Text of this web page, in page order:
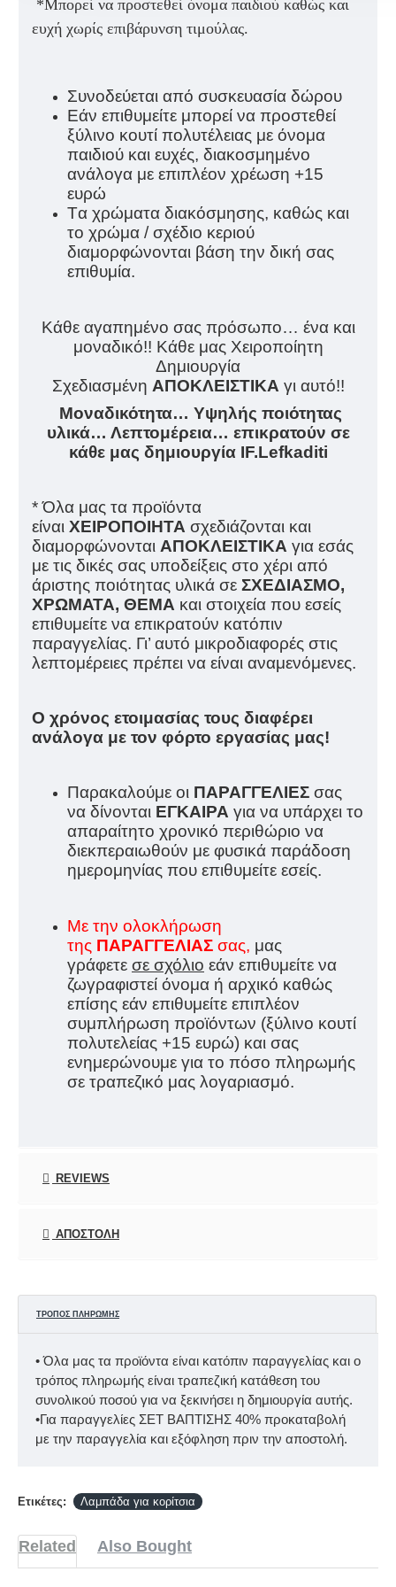
*Μπορεί να προστεθεί όνομα παιδιού καθώς και
ευχή χωρίς επιβάρυνση τιμούλας.
Συνοδεύεται από συσκευασία δώρου
Εάν επιθυμείτε μπορεί να προστεθεί
ξύλινο κουτί πολυτέλειας με όνομα
παιδιού και ευχές, διακοσμημένο
ανάλογα με επιπλέον χρέωση +15
ευρώ
Tα χρώματα διακόσμησης, καθώς και
το χρώμα / σχέδιο κεριού
διαμορφώνονται βάση την δική σας
επιθυμία.
Κάθε αγαπημένο σας πρόσωπο… ένα και
μοναδικό!! Κάθε μας Χειροποίητη
Δημιουργία
Σχεδιασμένη ΑΠΟΚΛΕΙΣΤΙΚΑ γι αυτό!!
Μοναδικότητα… Υψηλής ποιότητας
υλικά… Λεπτομέρεια… επικρατούν σε
κάθε μας δημιουργία IF.Lefkaditi
* Όλα μας τα προϊόντα
είναι ΧΕΙΡΟΠΟΙΗΤΑ σχεδιάζονται και
διαμορφώνονται ΑΠΟΚΛΕΙΣΤΙΚΑ για εσάς
με τις δικές σας υποδείξεις στο χέρι από
άριστης ποιότητας υλικά σε ΣΧΕΔΙΑΣΜΟ,
ΧΡΩΜΑΤΑ, ΘΕΜΑ και στοιχεία που εσείς
επιθυμείτε να επικρατούν κατόπιν
παραγγελίας. Γι’ αυτό μικροδιαφορές στις
λεπτομέρειες πρέπει να είναι αναμενόμενες.
Ο χρόνος ετοιμασίας τους διαφέρει
ανάλογα με τον φόρτο εργασίας μας!
Παρακαλούμε οι ΠΑΡΑΓΓΕΛΙΕΣ σας
να δίνονται ΕΓΚΑΙΡΑ για να υπάρχει το
απαραίτητο χρονικό περιθώριο να
διεκπεραιωθούν με φυσικά παράδοση
ημερομηνίας που επιθυμείτε εσείς.
Με την ολοκλήρωση
της ΠΑΡΑΓΓΕΛΙΑΣ σας, μας
γράφετε σε σχόλιο εάν επιθυμείτε να
ζωγραφιστεί όνομα ή αρχικό καθώς
επίσης εάν επιθυμείτε επιπλέον
συμπλήρωση προϊόντων (ξύλινο κουτί
πολυτελείας +15 ευρώ) και σας
ενημερώνουμε για το πόσο πληρωμής
σε τραπεζικό μας λογαριασμό.
REVIEWS
ΑΠΟΣΤΟΛΉ
ΤΡΌΠΟΣ ΠΛΗΡΩΜΉΣ
• Όλα μας τα προϊόντα είναι κατόπιν παραγγελίας και ο
τρόπος πληρωμής είναι τραπεζική κατάθεση του
συνολικού ποσού για να ξεκινήσει η δημιουργία αυτής.
•Για παραγγελίες ΣΕΤ ΒΑΠΤΙΣΗΣ 40% προκαταβολή
με την παραγγελία και εξόφληση πριν την αποστολή.
Ετικέτες: Λαμπάδα για κορίτσια
Related Also Bought